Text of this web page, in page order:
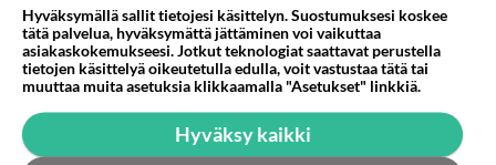
Hyväksymällä sallit tietojesi käsittelyn. Suostumuksesi koskee
tätä palvelua, hyväksymättä jättäminen voi vaikuttaa
asiakaskokemukseesi. Jotkut teknologiat saattavat perustella
tietojen käsittelyä oikeutetulla edulla, voit vastustaa tätä tai
muuttaa muita asetuksia klikkaamalla "Asetukset" linkkiä.
Hyväksy kaikki